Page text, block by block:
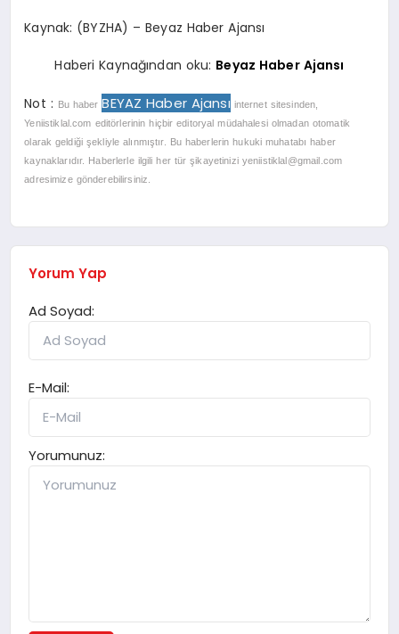
Kaynak: (BYZHA) – Beyaz Haber Ajansı
Haberi Kaynağından oku: Beyaz Haber Ajansı
Not : Bu haber BEYAZ Haber Ajansı internet sitesinden,
Yeniistiklal.com editörlerinin hiçbir editoryal müdahalesi olmadan otomatik
olarak geldiği şekliyle alınmıştır. Bu haberlerin hukuki muhatabı haber
kaynaklarıdır. Haberlerle ilgili her tür şikayetinizi yeniistiklal@gmail.com
adresimize gönderebilirsiniz.
Yorum Yap
Ad Soyad:
E-Mail:
Yorumunuz: